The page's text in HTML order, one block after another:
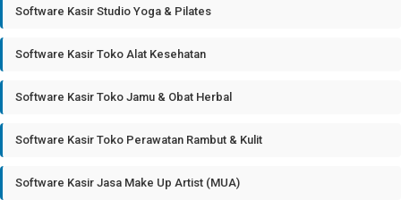
Software Kasir Studio Yoga & Pilates
Software Kasir Toko Alat Kesehatan
Software Kasir Toko Jamu & Obat Herbal
Software Kasir Toko Perawatan Rambut & Kulit
Software Kasir Jasa Make Up Artist (MUA)